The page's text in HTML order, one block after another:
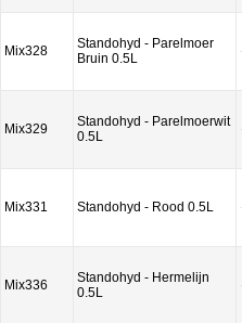
Mix328
Standohyd - Parelmoer
Bruin 0.5L
Mix329
Standohyd - Parelmoerwit
0.5L
Mix331 Standohyd - Rood 0.5L
Mix336
Standohyd - Hermelijn
0.5L